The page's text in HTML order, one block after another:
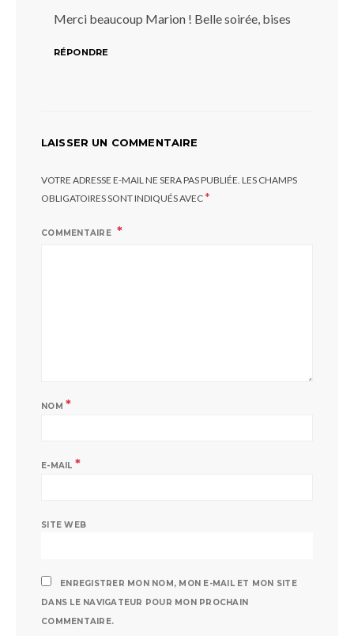
Merci beaucoup Marion ! Belle soirée, bises
RÉPONDRE
LAISSER UN COMMENTAIRE
VOTRE ADRESSE E-MAIL NE SERA PAS PUBLIÉE. LES CHAMPS
OBLIGATOIRES SONT INDIQUÉS AVEC*
COMMENTAIRE
NOM *
E-MAIL *
SITE WEB
ENREGISTRER MON NOM, MON E-MAIL ET MON SITE
DANS LE NAVIGATEUR POUR MON PROCHAIN
COMMENTAIRE.